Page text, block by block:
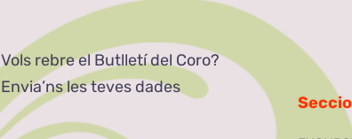
Vols rebre el Butlletí del Coro?
Envia’ns les teves dades